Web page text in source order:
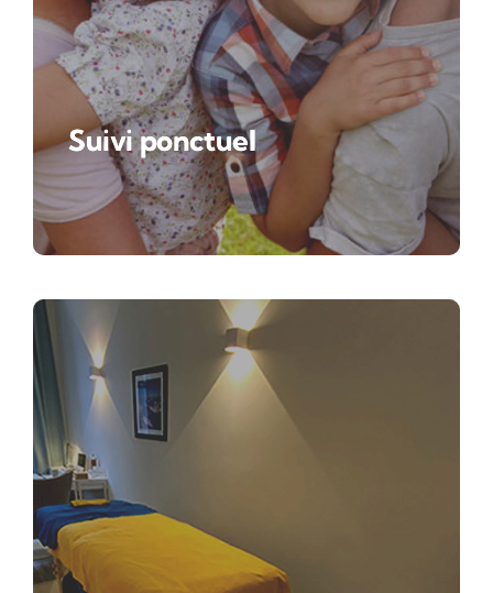
Suivi ponctuel